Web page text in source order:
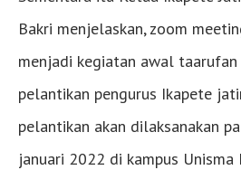
Bakri menjelaskan, zoom
menjadi kegiatan awal taarufan
pelantikan pengurus Ikapete
pelantikan akan dilaksanakan
januari 2022 di kampus Unisma